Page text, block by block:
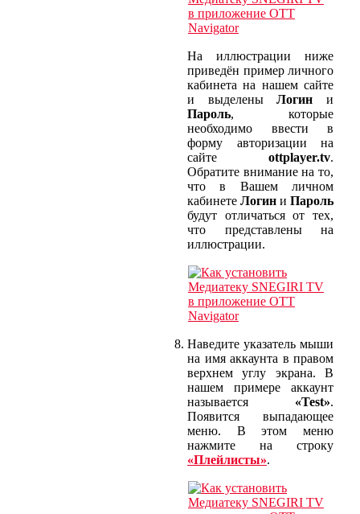
На иллюстрации ниже
приведён пример личного
кабинета на нашем сайте
и выделеныЛогин и
Пароль, которые
необходимо ввести в
форму авторизации на
сайте ottplayer.tv.
Обратите внимание на то,
что в Вашем личном
кабинете Логин и Пароль
будут отличаться от тех,
что представлены на
иллюстрации.
Наведите указатель мыши
на имя аккаунта в правом
верхнем углу экрана. В
нашем примере аккаунт
называется «Test».
Появится выпадающее
меню. В этом меню
нажмите на строку
«Плейлисты».